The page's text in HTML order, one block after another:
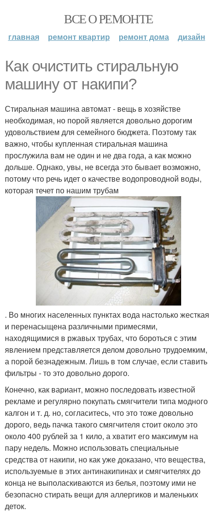
ВСЕ О РЕМОНТЕ
главная ремонт квартир ремонт дома дизайн
Как очистить стиральную
машину от накипи?
Стиральная машина автомат - вещь в хозяйстве
необходимая, но порой является довольно дорогим
удовольствием для семейного бюджета. Поэтому так
важно, чтобы купленная стиральная машина
прослужила вам не один и не два года, а как можно
дольше. Однако, увы, не всегда это бывает возможно,
потому что речь идет о качестве водопроводной воды,
которая течет по нашим трубам
. Во многих населенных пунктах вода настолько жесткая
и перенасыщена различными примесями,
находящимися в ржавых трубах, что бороться с этим
явлением представляется делом довольно трудоемким,
а порой безнадежным. Лишь в том случае, если ставить
фильтры - то это довольно дорого.
Конечно, как вариант, можно последовать известной
рекламе и регулярно покупать смягчители типа модного
калгон и т. д. но, согласитесь, что это тоже довольно
дорого, ведь пачка такого смягчителя стоит около это
около 400 рублей за 1 кило, а хватит его максимум на
пару недель. Можно использовать специальные
средства от накипи, но как уже доказано, что вещества,
используемые в этих антинакипинах и смягчителях до
конца не выполаскиваются из белья, поэтому ими не
безопасно стирать вещи для аллергиков и маленьких
деток.